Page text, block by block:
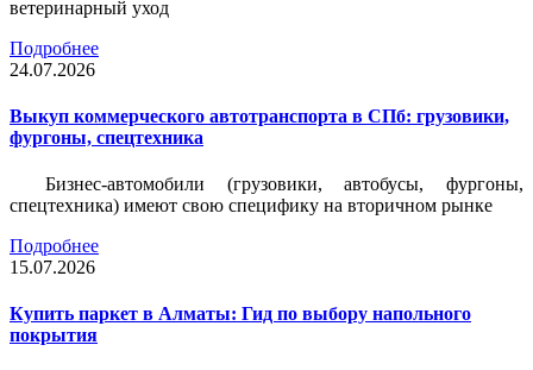
ветеринарный уход
Подробнее
24.07.2026
Выкуп коммерческого автотранспорта в СПб: грузовики,
фургоны, спецтехника
Бизнес-автомобили (грузовики, автобусы, фургоны,
спецтехника) имеют свою специфику на вторичном рынке
Подробнее
15.07.2026
Купить паркет в Алматы: Гид по выбору напольного
покрытия